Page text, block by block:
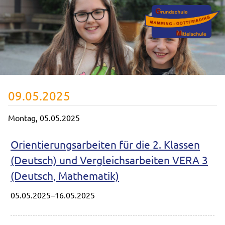
09.05.2025
Montag, 05.05.2025
Orientierungsarbeiten für die 2. Klassen
(Deutsch) und Vergleichsarbeiten VERA 3
(Deutsch, Mathematik)
05.05.2025–16.05.2025